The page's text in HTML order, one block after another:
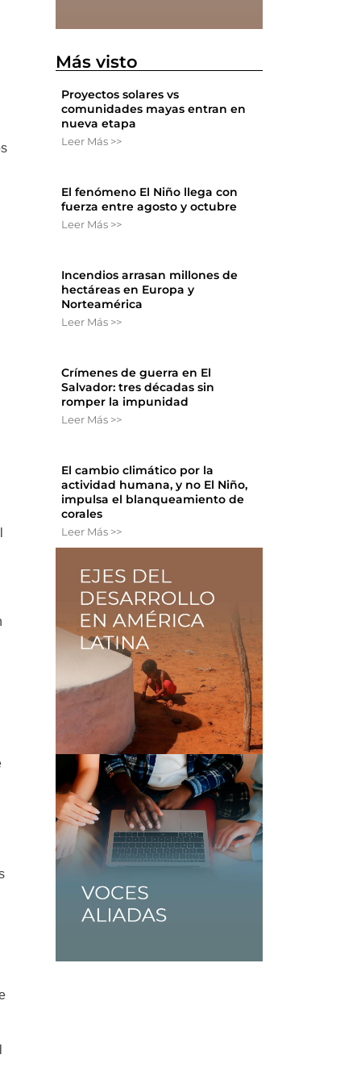
Más visto
Proyectos solares vs
comunidades mayas entran en
nueva etapa
Leer Más >>
El fenómeno El Niño llega con
fuerza entre agosto y octubre
Leer Más >>
Incendios arrasan millones de
hectáreas en Europa y
Norteamérica
Leer Más >>
Crímenes de guerra en El
Salvador: tres décadas sin
romper la impunidad
Leer Más >>
El cambio climático por la
actividad humana, y no El Niño,
impulsa el blanqueamiento de
corales
Leer Más >>